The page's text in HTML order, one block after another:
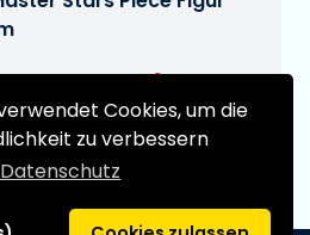
Cookies, um die
zu verbessern
Lieferdatum: